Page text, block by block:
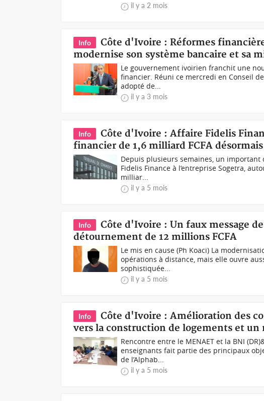
il y a 2 mois
Info
Côte d'Ivoire : Réformes
modernise son système bancaire et sa
Le gouvernement ivoirien franchit une
financier. Réuni ce mercredi en Conseil
adopté de...
il y a 3 mois
Info
Côte d'Ivoire : Affaire Fidelis
financier de 1,6 milliard FCFA
Depuis plusieurs semaines, un
Fidelis Finance à l’entreprise Sogetra,
milliar...
il y a 5 mois
Info
Côte d'Ivoire : Un faux message
détournement de 12 millions FCFA
Le mis en cause (Ph Koaci) La
opérations à distance, mais elle ouvre
sophistiquée...
il y a 5 mois
Info
Côte d'Ivoire : Amélioration des
vers la construction de logements et un
Rencontre entre le MENAET et la BNI
enseignants fait partie des principaux
de l’Alphab...
il y a 5 mois